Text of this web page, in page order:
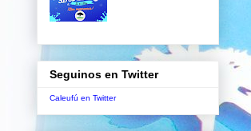
Seguinos en Twitter
Caleufú en Twitter